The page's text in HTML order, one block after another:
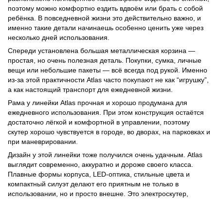
поэтому можно комфортно ездить вдвоём или брать с собой
ребёнка. В повседневной жизни это действительно важно, и
именно такие детали начинаешь особенно ценить уже через
несколько дней использования.
Спереди установлена большая металлическая корзина —
простая, но очень полезная деталь. Покупки, сумка, личные
вещи или небольшие пакеты — всё всегда под рукой. Именно
из-за этой практичности Atlas часто покупают не как “игрушку”,
а как настоящий транспорт для ежедневной жизни.
Рама у линейки Atlas прочная и хорошо продумана для
ежедневного использования. При этом конструкция остаётся
достаточно лёгкой и комфортной в управлении, поэтому
скутер хорошо чувствуется в городе, во дворах, на парковках и
при маневрировании.
Дизайн у этой линейки тоже получился очень удачным. Atlas
выглядит современно, аккуратно и дороже своего класса.
Плавные формы корпуса, LED-оптика, стильные цвета и
компактный силуэт делают его приятным не только в
использовании, но и просто внешне. Это электроскутер,